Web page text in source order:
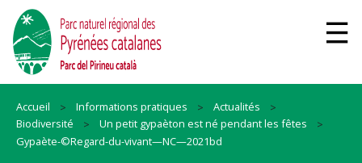
Accueil Informations pratiques
Actualités
Biodiversité
Un petit gypaèton est né pendant les fêtes
Gypaète-©Regard-du-vivant—NC—2021bd